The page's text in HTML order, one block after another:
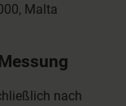
Malta
nach